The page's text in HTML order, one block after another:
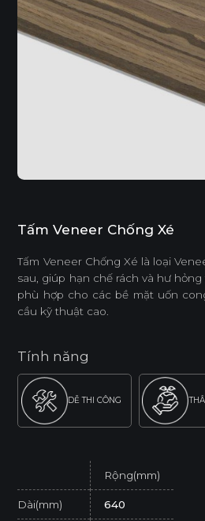
Tấm Veneer Chống Xé
Tấm Veneer Chống Xé là loại
sau, giúp hạn chế rách và hư
phù hợp cho các bề mặt uốn
cầu kỹ thuật cao.
Tính năng
DỄ THI CÔNG
Rộng(mm)
Dài(mm) 640